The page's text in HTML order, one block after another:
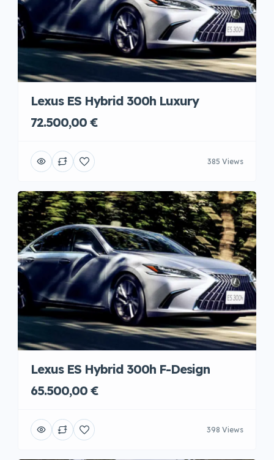
Lexus ES Hybrid 300h Luxury
72.500,00 €
385 Views
Lexus ES Hybrid 300h F-Design
65.500,00 €
398 Views